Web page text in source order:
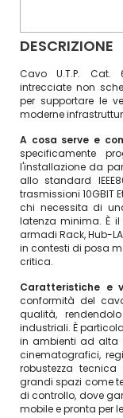
DESCRIZIONE
Cavo U.T.P. Cat.
intrecciate non
per supportare le
moderne
A cosa serve e
specificamente
l'installazione da
allo standard
trasmissioni 10GBIT
chi necessita di
latenza minima. È
armadi Rack, Hub-
in contesti di posa
critica.
Caratteristiche e
conformità del
qualità,
industriali. È
in ambienti ad alta
cinematografici,
robustezza
grandi spazi come
di controllo, dove
mobile e pronta per